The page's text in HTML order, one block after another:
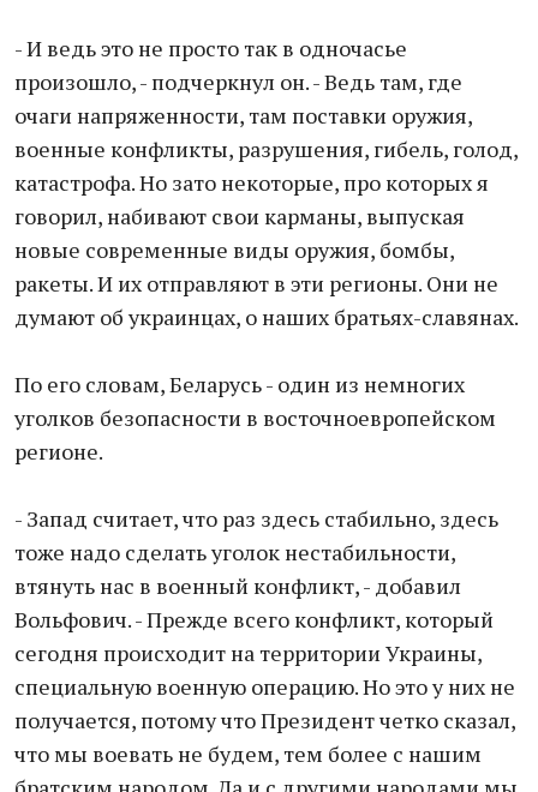
- И ведь это не просто так в одночасье
произошло, - подчеркнул он. - Ведь там, где
очаги напряженности, там поставки оружия,
военные конфликты, разрушения, гибель, голод,
катастрофа. Но зато некоторые, про которых я
говорил, набивают свои карманы, выпуская
новые современные виды оружия, бомбы,
ракеты. И их отправляют в эти регионы. Они не
думают об украинцах, о наших братьях-славянах.
По его словам, Беларусь - один из немногих
уголков безопасности в восточноевропейском
регионе.
- Запад считает, что раз здесь стабильно, здесь
тоже надо сделать уголок нестабильности,
втянуть нас в военный конфликт, - добавил
Вольфович. - Прежде всего конфликт, который
сегодня происходит на территории Украины,
специальную военную операцию. Но это у них не
получается, потому что Президент четко сказал,
что мы воевать не будем, тем более с нашим